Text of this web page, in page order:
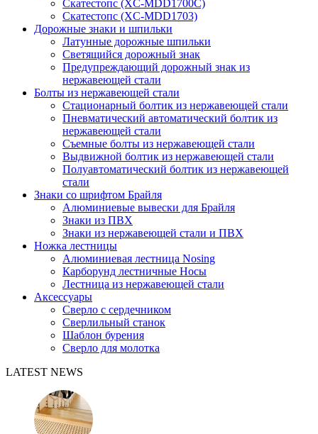
Скатестопс (XC-MDD1700C)
Скатестопс (XC-MDD1703)
Дорожные знаки и шпильки
Латунные дорожные шпильки
Светящийся дорожный знак
Предупреждающий дорожный знак из
нержавеющей стали
Болты из нержавеющей стали
Стационарный болтик из нержавеющей стали
Пневматический автоматический болтик из
нержавеющей стали
Съемные болты из нержавеющей стали
Выдвижной болтик из нержавеющей стали
Полуавтоматический болтик из нержавеющей
стали
Знаки со шрифтом Брайля
Алюминиевые вывески для Брайля
Знаки из ПВХ
Знаки из нержавеющей стали и ПВХ
Ножка лестницы
Алюминиевая лестница Nosing
Карборунд лестничные Носы
Лестница из нержавеющей стали
Аксессуары
Сверло с сердечником
Сверлильный станок
Шаблон бурения
Сверло для молотка
LATEST NEWS